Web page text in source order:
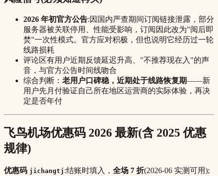
2026 年初官方公告:因国内严查期间订阅链接泄露，部分
服务器被关联停用、性能受影响，订阅因此改为"阅后即
焚"一次性模式。官方应对积极，但也说明它经历过一轮
线路损耗
评论区有用户近期反馈延迟升高、"不推荐现在入"的声
音，与官方公告时间线吻合
综合判断： 老用户口碑稳，近期处于线路恢复期——新
用户先月付验证自己所在地区运营商的实际体验，再决
定是否年付
飞鸟机场优惠码 2026 最新(含 2025 优惠
规律)
优惠码 jichangtj :结账时填入， 全场 7 折(2026-06 实测可用);